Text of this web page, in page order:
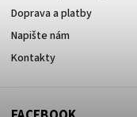
Doprava a platby
Napište nám
Kontakty